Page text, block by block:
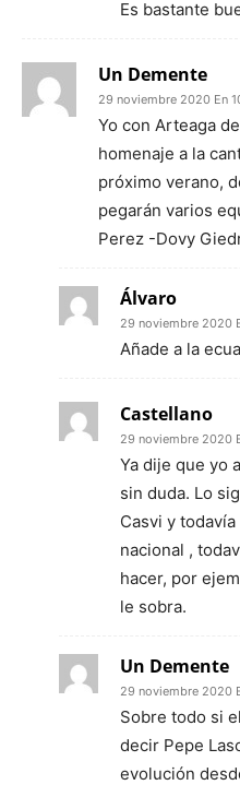
Es bastante
Un Demente
29 noviembre 2020 En
Yo con Arteaga
homenaje a la
próximo verano,
pegarán varios
Perez -Dovy
Álvaro
29 noviembre 2020
Añade a la
Castellano
29 noviembre 2020
Ya dije que yo
sin duda. Lo
Casvi y
nacional ,
hacer, por
le sobra.
Un Demente
29 noviembre 2020
Sobre todo si
decir Pepe
evolución